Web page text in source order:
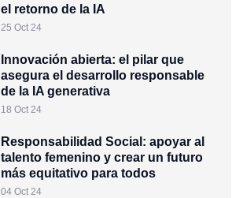
el retorno de la IA
25 Oct 24
Innovación abierta: el pilar que
asegura el desarrollo responsable
de la IA generativa
18 Oct 24
Responsabilidad Social: apoyar al
talento femenino y crear un futuro
más equitativo para todos
04 Oct 24